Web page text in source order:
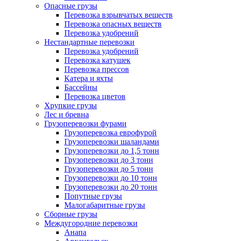
Опасные грузы
Перевозка взрывчатых веществ
Перевозка опасных веществ
Перевозка удобрений
Нестандартные перевозки
Перевозка удобрений
Перевозка катушек
Перевозка прессов
Катера и яхты
Бассейны
Перевозка цветов
Хрупкие грузы
Лес и бревна
Грузоперевозки фурами
Грузоперевозка еврофурой
Грузоперевозки шаландами
Грузоперевозки до 1,5 тонн
Грузоперевозки до 3 тонн
Грузоперевозки до 5 тонн
Грузоперевозки до 10 тонн
Грузоперевозки до 20 тонн
Попутные грузы
Малогабаритные грузы
Сборные грузы
Междугородние перевозки
Анапа